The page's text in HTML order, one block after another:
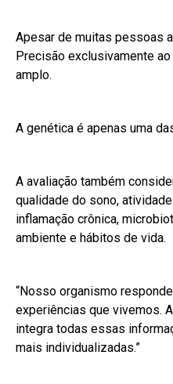
Apesar de muitas pessoas
Precisão exclusivamente
amplo.
A genética é apenas uma
A avaliação também
qualidade do sono,
inflamação crônica,
ambiente e hábitos de vida.
“Nosso organismo
experiências que vivemos.
integra todas essas
mais individualizadas.”